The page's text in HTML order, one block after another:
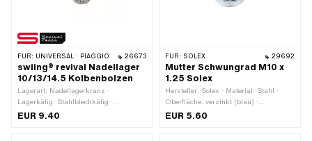
FÜR: UNIVERSAL · PIAGGIO 26673
swiing® revival Nadellager
10/13/14.5 Kolbenbolzen
Lagerart: Nadellagerkranz ·
Lagerkäfig: Stahlblechkäfig ·
Dimension Nadellager: 10/13 x 14.5 ·
EUR 9.40
FÜR: SOLEX 29692
Mutter Schwungrad M10 x
1.25 Solex
Hersteller: Solex · Material: Stahl ·
Oberfläche: verzinkt (blau) ·
Mutternart: Flanschmutter ·
EUR 5.60